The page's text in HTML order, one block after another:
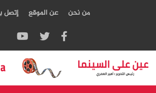
من نحن عن الموقع إتصل